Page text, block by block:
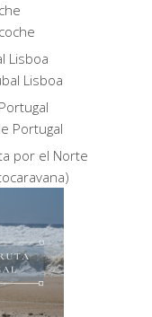
Lisboa
por el Norte